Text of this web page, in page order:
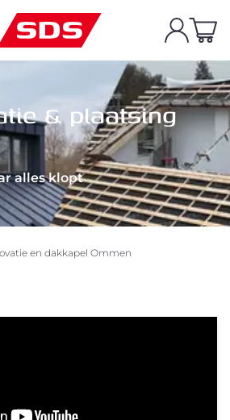
& plaatsing
alles klopt
en dakkapel Ommen